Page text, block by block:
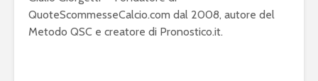
QuoteScommesseCalcio.com dal 2008, autore del
Metodo QSC e creatore di Pronostico.it.